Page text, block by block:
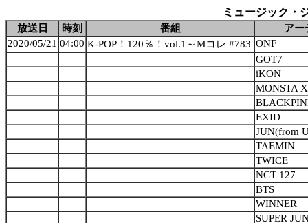
ミュージック・
放送日 時刻 番組
アー
2020/05/21 04:00 K-POP！120％！vol.1～Mコレ #783 ONF
GOT7
iKON
MONSTA X
EXID
JUN(from
TAEMIN
TWICE
NCT 127
BTS
WINNER
SUPER